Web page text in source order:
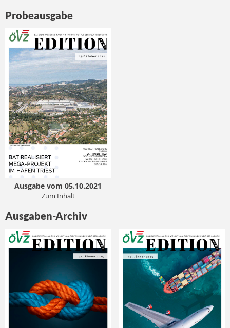
Probeausgabe
Ausgabe vom 05.10.2021
Zum Inhalt
Ausgaben-Archiv